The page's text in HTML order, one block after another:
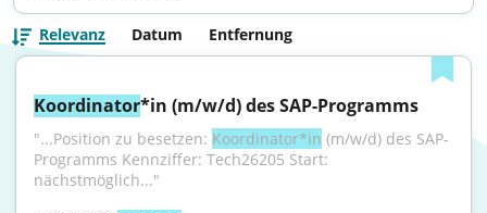
Relevanz Datum Entfernung
Koordinator*in (m/w/d) des SAP-Programms
"...Position zu besetzen: Koordinator*in (m/w/d) des SAP-
Programms Kennziffer: Tech26205 Start:
nächstmöglich..."